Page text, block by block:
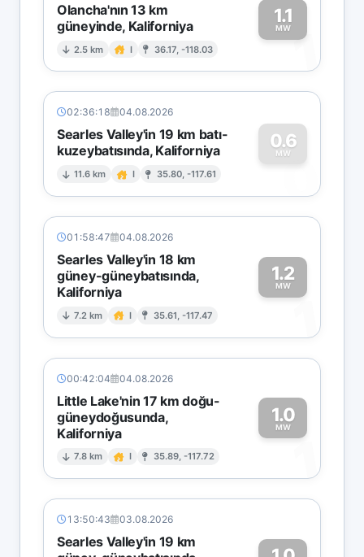
Olancha'nın 13 km
güneyinde, Kaliforniya
2.5 km I 36.17, -118.03
1.1
MW1
02:36:18 04.08.2026
Searles Valley'in 19 km batı-
kuzeybatısında, Kaliforniya
11.6 km I 35.80, -117.61
0.6
MW
0
01:58:47 04.08.2026
Searles Valley'in 18 km
güney-güneybatısında,
Kaliforniya
7.2 km I 35.61, -117.47
1.2
MW
1
00:42:04 04.08.2026
Little Lake'nin 17 km doğu-
güneydoğusunda,
Kaliforniya
7.8 km I 35.89, -117.72
1.0
MW
1
13:50:43 03.08.2026
Searles Valley'in 19 km